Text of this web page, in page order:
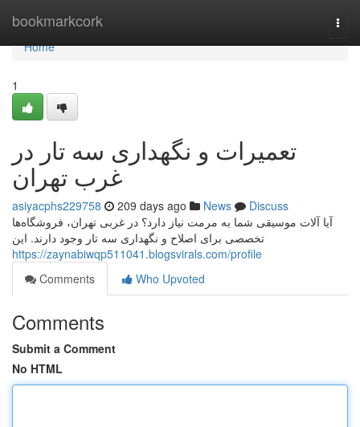
bookmarkcork
Home
Home
1
تعمیرات و نگهداری سه تار در
غرب تهران
asiyacphs229758 209 days ago News
Discuss
آیا آلات موسیقی شما به مرمت نیاز دارد؟ در غربی تهران، فروشگاه‌ها
تخصصی برای اصلاح و نگهداری سه تار وجود دارند. این
https://zaynabiwqp511041.blogsvirals.com/profile
Comments
Who Upvoted
Comments
Submit a Comment
No HTML